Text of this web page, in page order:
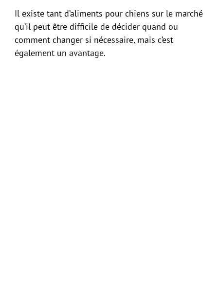
Il existe tant d’aliments pour chiens sur le marché
qu’il peut être difficile de décider quand ou
comment changer si nécessaire, mais c’est
également un avantage.